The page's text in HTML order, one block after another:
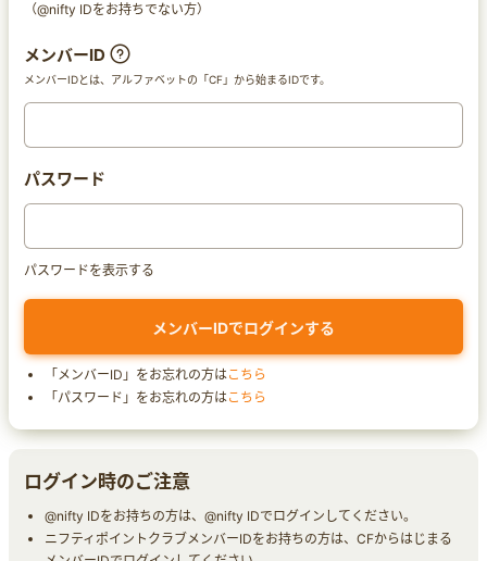
（@nifty IDをお持ちでない方）
メンバーID
メンバーIDとは、アルファベットの「CF」から始まるIDです。
パスワード
パスワードを表示する
「メンバーID」をお忘れの方はこちら
「パスワード」をお忘れの方はこちら
ログイン時のご注意
@nifty IDをお持ちの方は、@nifty IDでログインしてください。
ニフティポイントクラブメンバーIDをお持ちの方は、CFからはじまる